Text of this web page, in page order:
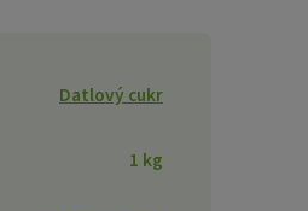
Datlový cukr
1 kg